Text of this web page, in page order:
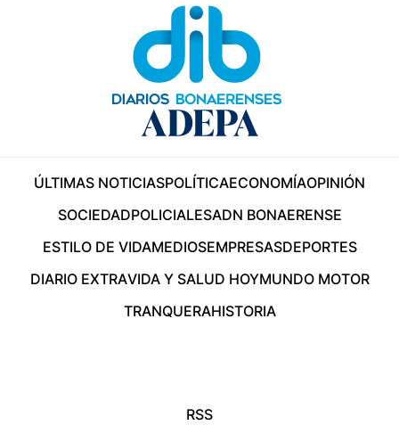
ÚLTIMAS NOTICIASPOLÍTICAECONOMÍAOPINIÓN
SOCIEDADPOLICIALESADN BONAERENSE
ESTILO DE VIDAMEDIOSEMPRESASDEPORTES
DIARIO EXTRAVIDA Y SALUD HOYMUNDO MOTOR
TRANQUERAHISTORIA
RSS